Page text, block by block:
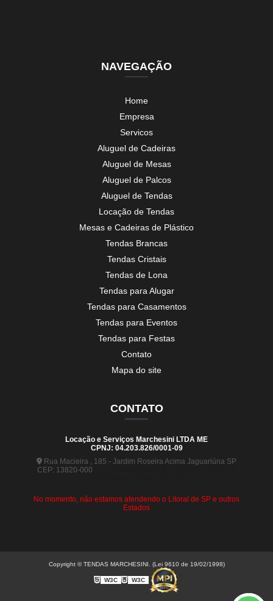
NAVEGAÇÃO
Home
Empresa
Servicos
Aluguel de Cadeiras
Aluguel de Mesas
Aluguel de Palcos
Aluguel de Tendas
Locação de Tendas
Mesas e Cadeiras de Plástico
Tendas Brancas
Tendas Cristais
Tendas de Lona
Tendas para Alugar
Tendas para Casamentos
Tendas para Eventos
Tendas para Festas
Contato
Mapa do site
CONTATO
Locação e Serviços Marchesini LTDA ME
CPNJ: 04.203.826/0001-09
Rua Macieira , 185 - Jardim Roseira Acima Jaguariúna SP
CEP: 13820-000
No momento, não estamos atendendo o Litoral de SP e outros
Estados
Copyright © TENDAS MARCHESINI. (Lei 9610 de 19/02/1998)
W3C W3C